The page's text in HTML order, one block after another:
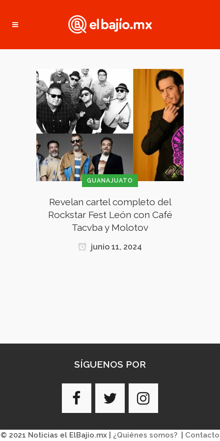
GUANAJUATO
Revelan cartel completo del
Rockstar Fest León con Café
Tacvba y Molotov
junio 11, 2024
SÍGUENOS POR
© 2021 Noticias el ElBajio.mx | ¿Quiénes somos? Contacto